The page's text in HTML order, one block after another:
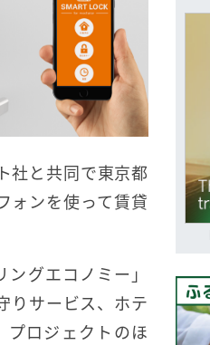
社と共同で東京都
ォンを使って賃貸
グエコノミー」
りサービス、ホテ
ロジェクトのほ